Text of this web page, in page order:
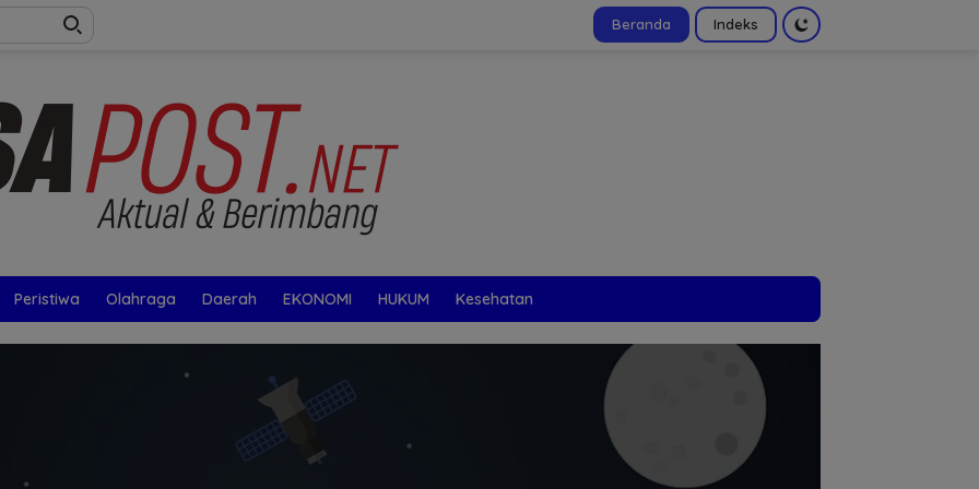
Beranda Indeks
Peristiwa Olahraga Daerah EKONOMI HUKUM Kesehatan